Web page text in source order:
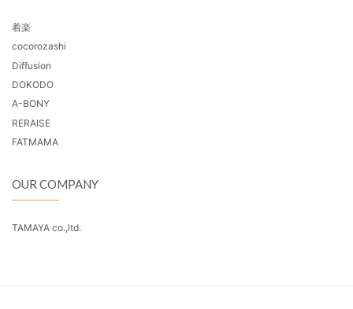
着楽
cocorozashi
Diffusion
DOKODO
A-BONY
RERAISE
FATMAMA
OUR COMPANY
TAMAYA co.,ltd.